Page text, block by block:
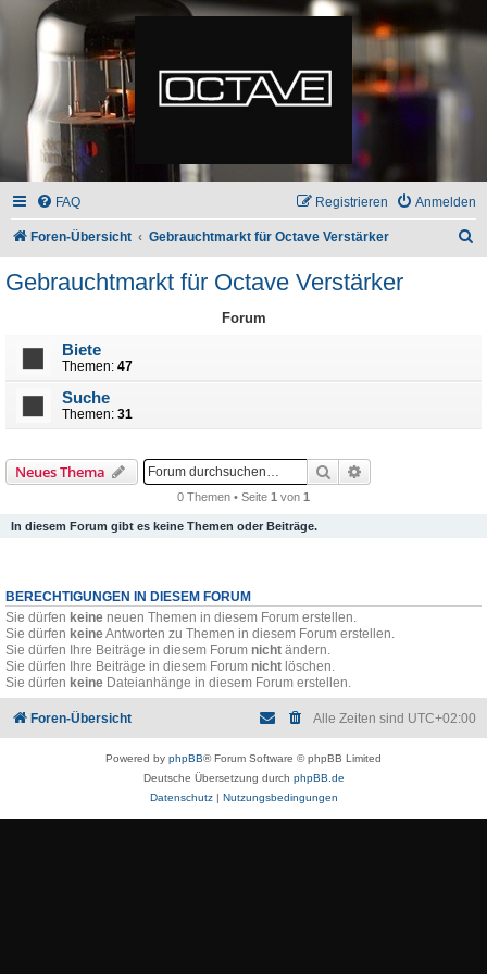
FAQ Anmelden
Registrieren
Foren-Übersicht Gebrauchtmarkt für Octave Verstärker
Gebrauchtmarkt für Octave Verstärker
Forum
Biete
Themen: 47
Suche
Themen: 31
Neues Thema Suche
0 Themen • Seite 1 von 1
In diesem Forum gibt es keine Themen oder Beiträge.
BERECHTIGUNGEN IN DIESEM FORUM
Sie dürfen keine neuen Themen in diesem Forum erstellen.
Sie dürfen keineAntworten zu Themen in diesem Forum erstellen.
Sie dürfen Ihre Beiträge in diesem Forum nicht ändern.
Sie dürfen Ihre Beiträge in diesem Forum nicht löschen.
Sie dürfen keine Dateianhänge in diesem Forum erstellen.
Foren-Übersicht Alle Zeiten sind UTC+02:00
Powered by phpBB® Forum Software © phpBB Limited
Deutsche Übersetzung durch phpBB.de
Datenschutz| Nutzungsbedingungen